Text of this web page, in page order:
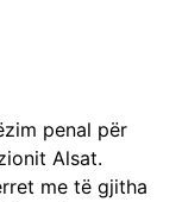
penal për
Alsat.
me të gjitha